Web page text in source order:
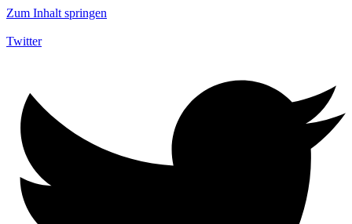
Zum Inhalt springen
Twitter